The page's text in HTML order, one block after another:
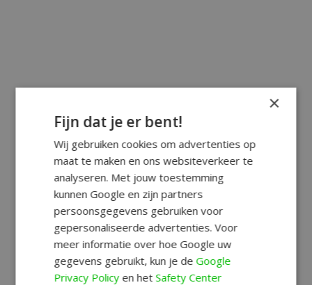
×
Fijn dat je er bent!
Wij gebruiken cookies om advertenties op
maat te maken en ons websiteverkeer te
analyseren. Met jouw toestemming
kunnen Google en zijn partners
persoonsgegevens gebruiken voor
gepersonaliseerde advertenties. Voor
meer informatie over hoe Google uw
gegevens gebruikt, kun je deGoogle
Privacy Policyen hetSafety Center